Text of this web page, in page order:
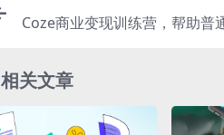
Coze商业变现训练营，帮助普
相关文章